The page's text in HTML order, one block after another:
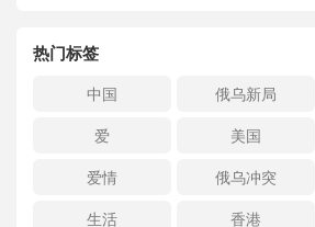
热门标签
中国 俄乌新局
爱
美国
爱情
俄乌冲突
生活
香港